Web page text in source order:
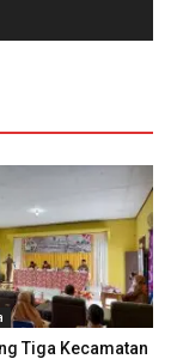
Tiga Kecamatan